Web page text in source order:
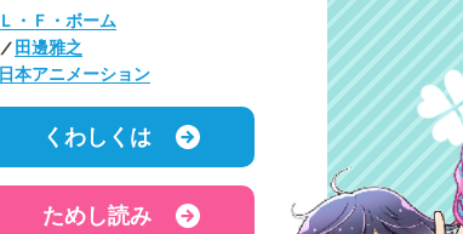
Ｌ・Ｆ・ボーム
田邊雅之
日本アニメーション
くわしくは
ためし読み